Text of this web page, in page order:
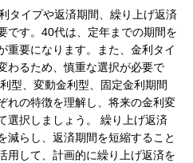
タイプや返済期間、繰り上げ返済
です。40代は、定年までの期間を
重要になります。また、金利タイ
わるため、慎重な選択が必要で
型、変動金利型、固定金利期間
れの特徴を理解し、将来の金利変
選択しましょう。 繰り上げ返済
減らし、返済期間を短縮すること
用して、計画的に繰り上げ返済を